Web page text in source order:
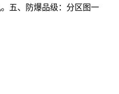
五、防爆品级：分区图一